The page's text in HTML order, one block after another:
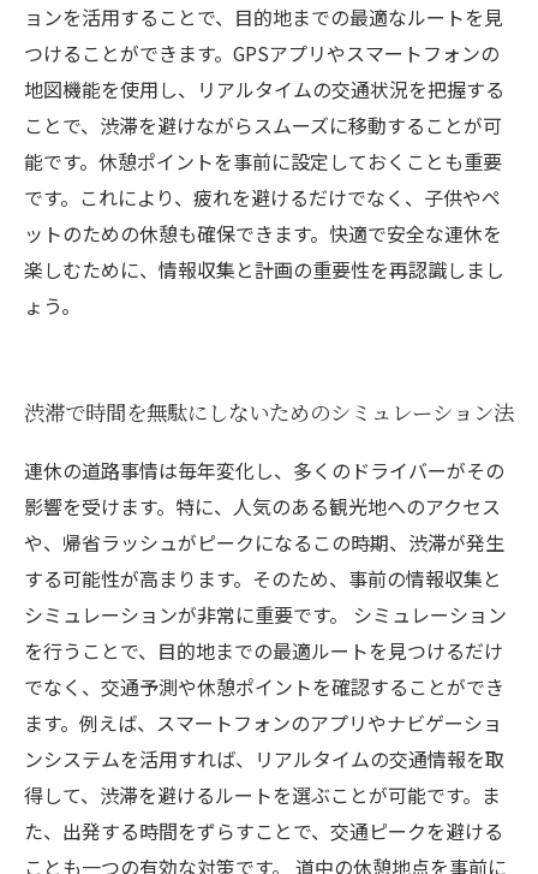
ョンを活用することで、目的地までの最適なルートを見
つけることができます。GPSアプリやスマートフォンの
地図機能を使用し、リアルタイムの交通状況を把握する
ことで、渋滞を避けながらスムーズに移動することが可
能です。休憩ポイントを事前に設定しておくことも重要
です。これにより、疲れを避けるだけでなく、子供やペ
ットのための休憩も確保できます。快適で安全な連休を
楽しむために、情報収集と計画の重要性を再認識しまし
ょう。
渋滞で時間を無駄にしないためのシミュレーション法
連休の道路事情は毎年変化し、多くのドライバーがその
影響を受けます。特に、人気のある観光地へのアクセス
や、帰省ラッシュがピークになるこの時期、渋滞が発生
する可能性が高まります。そのため、事前の情報収集と
シミュレーションが非常に重要です。 シミュレーション
を行うことで、目的地までの最適ルートを見つけるだけ
でなく、交通予測や休憩ポイントを確認することができ
ます。例えば、スマートフォンのアプリやナビゲーショ
ンシステムを活用すれば、リアルタイムの交通情報を取
得して、渋滞を避けるルートを選ぶことが可能です。ま
た、出発する時間をずらすことで、交通ピークを避ける
ことも一つの有効な対策です。 道中の休憩地点を事前に